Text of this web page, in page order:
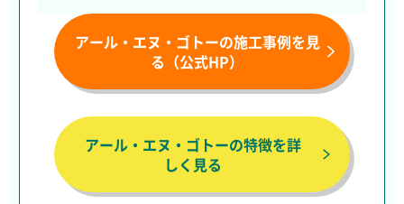
アール・エヌ・ゴトーの施工事例を見
る（公式HP）
アール・エヌ・ゴトーの特徴を詳
しく見る